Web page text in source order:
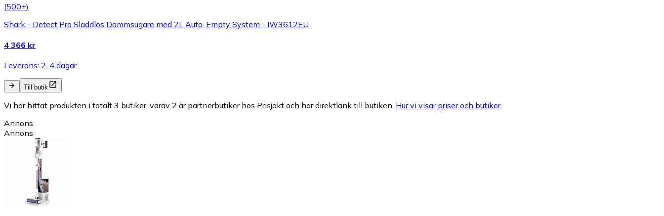
(500+)
Shark - Detect Pro Sladdlös Dammsugare med 2L Auto-Empty System - IW3612EU
4 366 kr
Leverans: 2-4 dagar
Till butik
Vi har hittat produkten i totalt 3 butiker, varav 2 är partnerbutiker hos Prisjakt och har direktlänk till butiken. Hur vi visar priser och butiker.
Annons
Annons